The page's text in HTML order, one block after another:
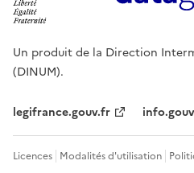
Un produit de la Direction
(DINUM).
legifrance.gouv.fr
Licences Modalités d'utilisation